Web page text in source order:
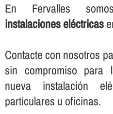
En Fervalles
instalaciones eléctricas
Contacte con nosotros
sin compromiso para
nueva instalación
particulares u oficinas.